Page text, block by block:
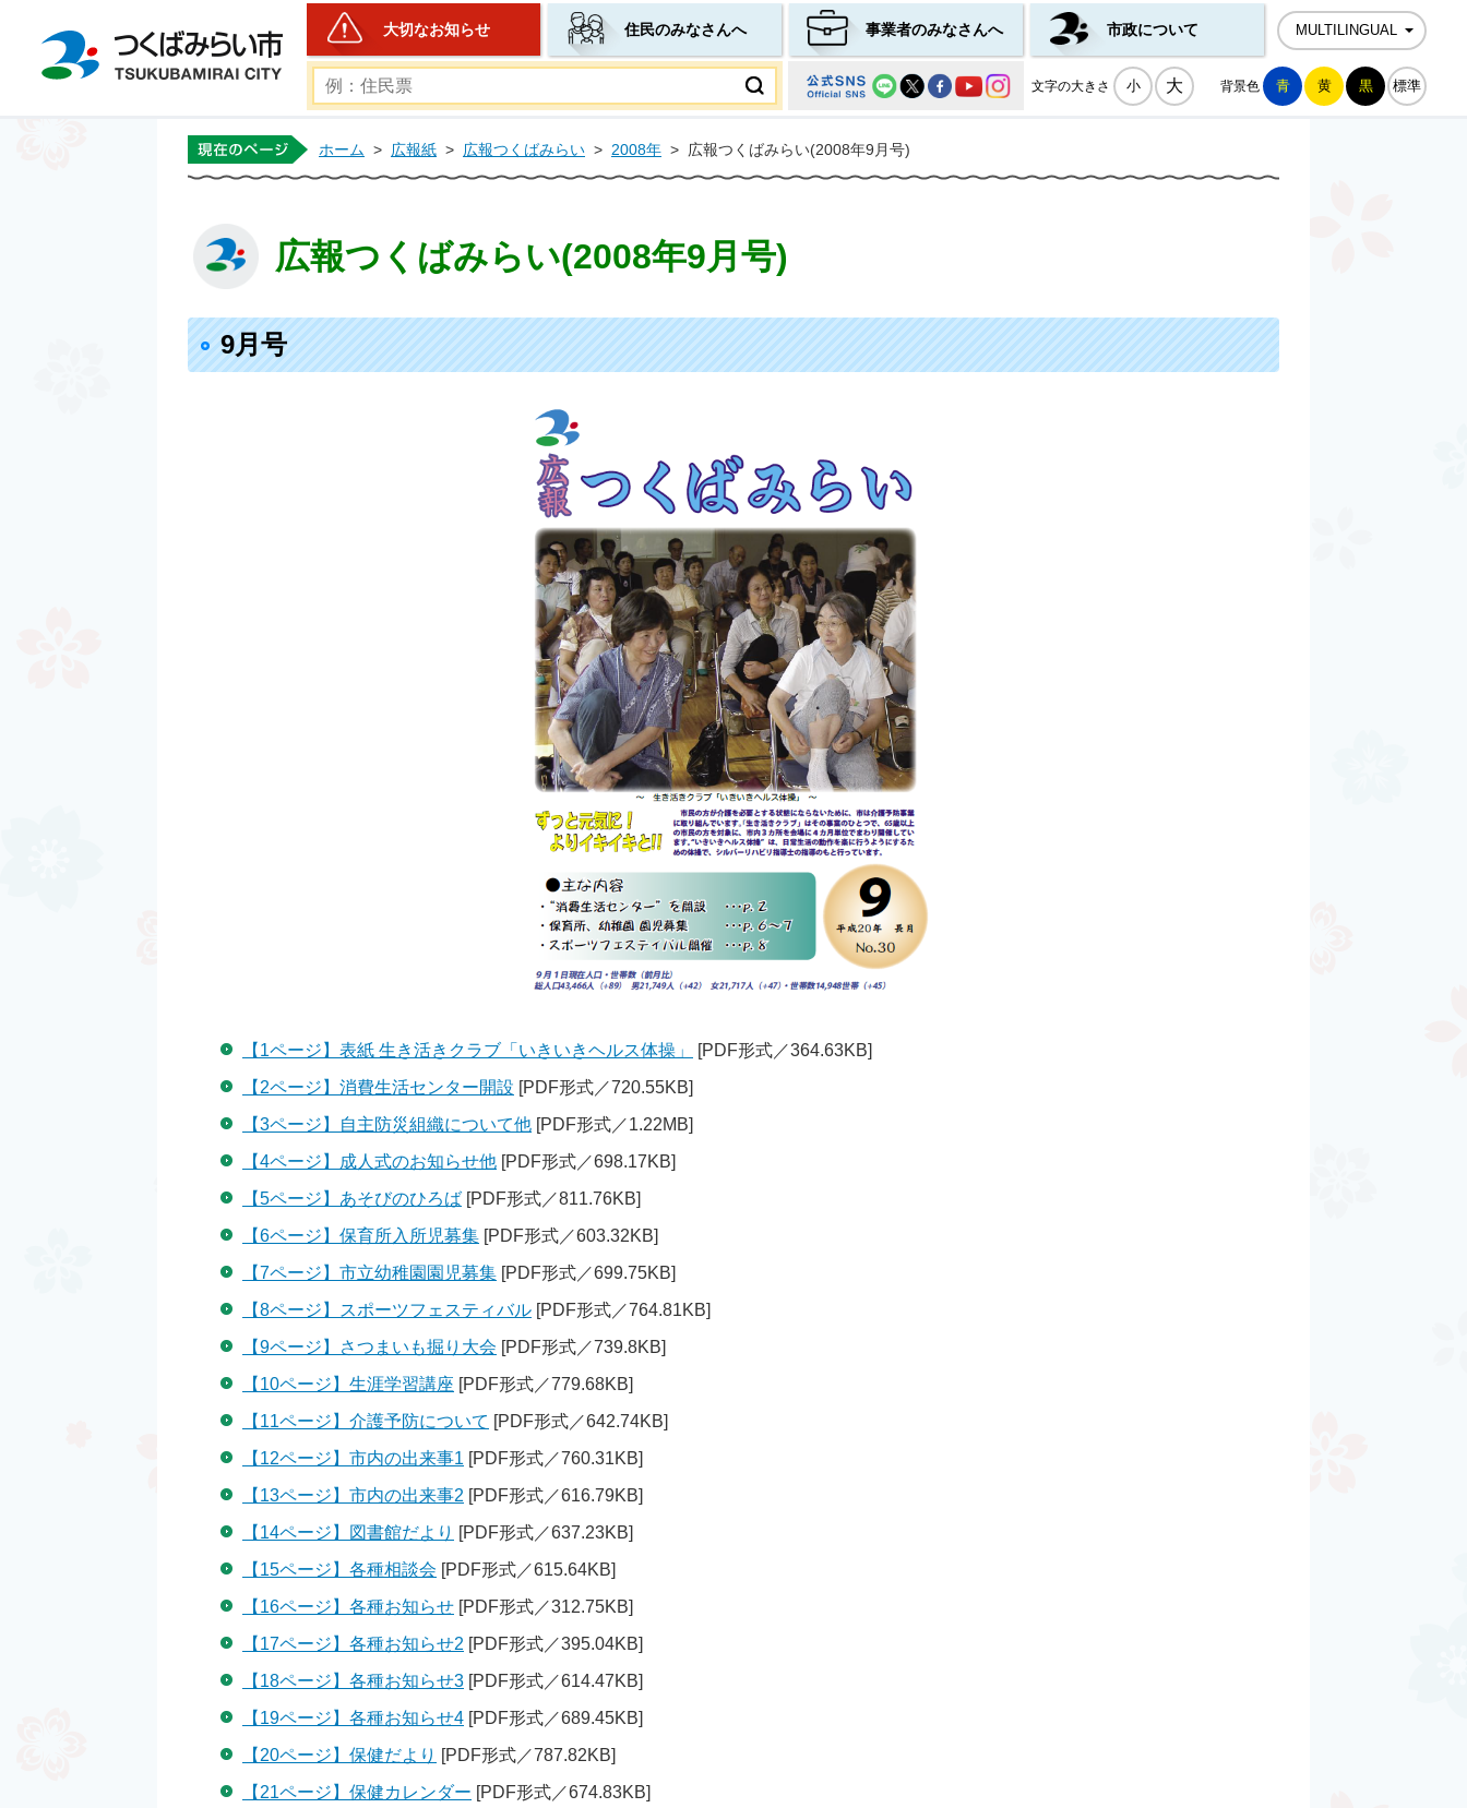
つくばみらい市公式ホームページ
大切なお知らせ 住民のみなさんへ 事業者のみなさんへ 市政について MULTILINGUAL
文字の大きさ 小 大 背景色 青 黄 黒 標準
ホーム > 広報紙 > 広報つくばみらい > 2008年 > 広報つくばみらい(2008年9月号)
広報つくばみらい(2008年9月号)
9月号
【1ページ】表紙 生き活きクラブ「いきいきヘルス体操」
[PDF形式／364.63KB]
【2ページ】消費生活センター開設 [PDF形式／720.55KB]
【3ページ】自主防災組織について他 [PDF形式／1.22MB]
【4ページ】成人式のお知らせ他 [PDF形式／698.17KB]
【5ページ】あそびのひろば [PDF形式／811.76KB]
【6ページ】保育所入所児募集 [PDF形式／603.32KB]
【7ページ】市立幼稚園園児募集 [PDF形式／699.75KB]
【8ページ】スポーツフェスティバル [PDF形式／764.81KB]
【9ページ】さつまいも掘り大会 [PDF形式／739.8KB]
【10ページ】生涯学習講座 [PDF形式／779.68KB]
【11ページ】介護予防について [PDF形式／642.74KB]
【12ページ】市内の出来事1 [PDF形式／760.31KB]
【13ページ】市内の出来事2 [PDF形式／616.79KB]
【14ページ】図書館だより [PDF形式／637.23KB]
【15ページ】各種相談会 [PDF形式／615.64KB]
【16ページ】各種お知らせ [PDF形式／312.75KB]
【17ページ】各種お知らせ2 [PDF形式／395.04KB]
【18ページ】各種お知らせ3 [PDF形式／614.47KB]
【19ページ】各種お知らせ4 [PDF形式／689.45KB]
【20ページ】保健だより [PDF形式／787.82KB]
【21ページ】保健カレンダー [PDF形式／674.83KB]